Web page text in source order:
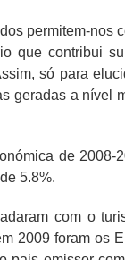
permitem-nos
que contribui
só para
geradas a nível
de
5.8%.
com o
2009 foram os